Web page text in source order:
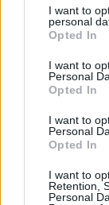
I want to
personal
Opted In
I want to
Personal
Opted In
I want to
Personal
Opted In
I want to
Retention,
Personal
due
offerta
presto
carrello
invece che